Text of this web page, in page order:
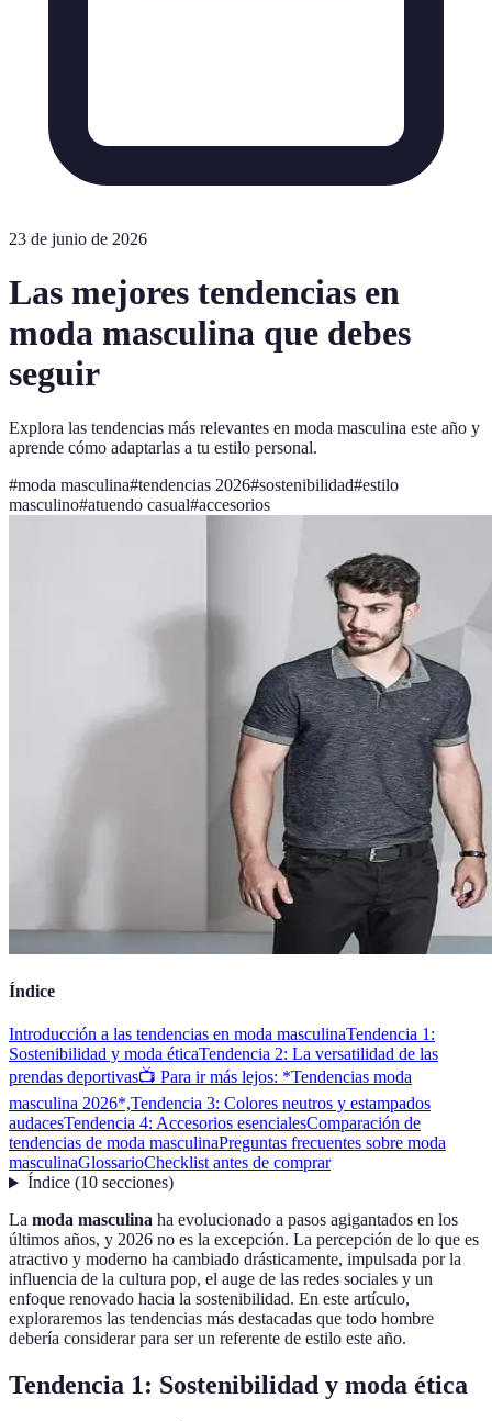
23 de junio de 2026
Las mejores tendencias en
moda masculina que debes
seguir
Explora las tendencias más relevantes en moda masculina este año y
aprende cómo adaptarlas a tu estilo personal.
#moda masculina#tendencias 2026#sostenibilidad#estilo
masculino#atuendo casual#accesorios
Índice
Introducción a las tendencias en moda masculinaTendencia 1:
Sostenibilidad y moda éticaTendencia 2: La versatilidad de las
prendas deportivas📺 Para ir más lejos: *Tendencias moda
masculina 2026*,Tendencia 3: Colores neutros y estampados
audacesTendencia 4: Accesorios esencialesComparación de
tendencias de moda masculinaPreguntas frecuentes sobre moda
masculinaGlossarioChecklist antes de comprar
Índice(10 secciones)
La moda masculina ha evolucionado a pasos agigantados en los
últimos años, y 2026 no es la excepción. La percepción de lo que es
atractivo y moderno ha cambiado drásticamente, impulsada por la
influencia de la cultura pop, el auge de las redes sociales y un
enfoque renovado hacia la sostenibilidad. En este artículo,
exploraremos las tendencias más destacadas que todo hombre
debería considerar para ser un referente de estilo este año.
Tendencia 1: Sostenibilidad y moda ética